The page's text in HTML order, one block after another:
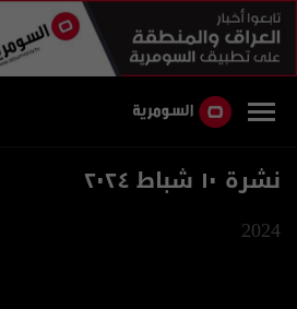
نشرة ١٠ شباط ٢٠٢٤
2024